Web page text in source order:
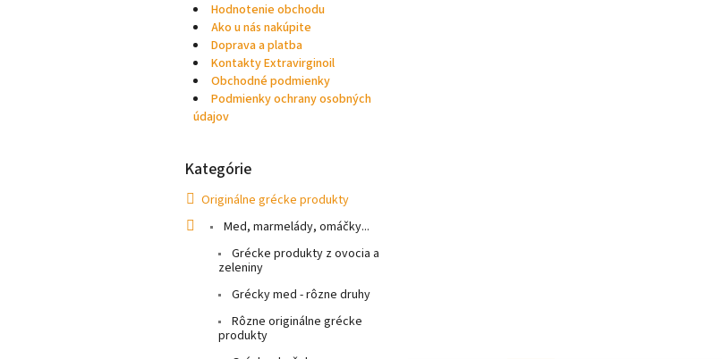
Hodnotenie obchodu
Ako u nás nakúpite
Doprava a platba
Kontakty Extravirginoil
Obchodné podmienky
Podmienky ochrany osobných
údajov
Preskočiť
Kategórie
Originálne grécke produkty
Med, marmelády, omáčky...
Grécke produkty z ovocia a
zeleniny
Grécky med - rôzne druhy
Rôzne originálne grécke
produkty